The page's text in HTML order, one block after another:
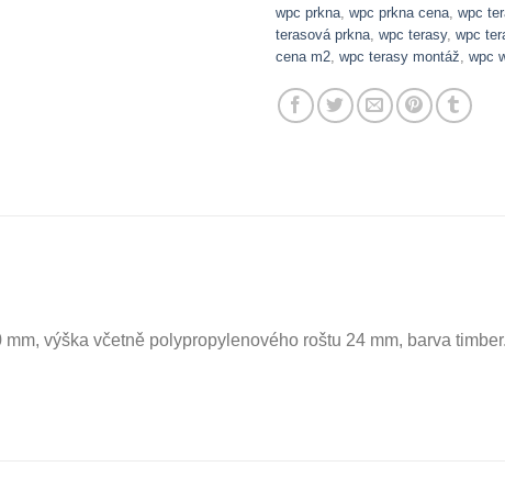
wpc prkna wpc prkna cena wpc
terasová prkna wpc terasy, wpc
cena m2 wpc terasy montáž wpc
výška včetně polypropylenového roštu 24 mm, barva